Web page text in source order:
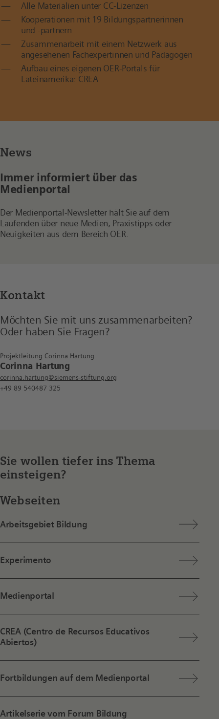
Alle Materialien unter CC-Lizenzen
Kooperationen mit 19 Bildungspartnerinnen
und -partnern
Zusammenarbeit mit einem Netzwerk aus
angesehenen Fachexpertinnen und Pädagogen
Aufbau eines eigenen OER-Portals für
Lateinamerika: CREA
News
Immer informiert über das
Medienportal
Der Medienportal-Newsletter hält Sie auf dem
Laufenden über neue Medien, Praxistipps oder
Neuigkeiten aus dem Bereich OER.
Kontakt
Möchten Sie mit uns zusammen­arbeiten?
Oder haben Sie Fragen?
Projektleitung Corinna Hartung
Corinna Hartung
corinna.hartung@siemens-stiftung.org
+49 89 540487 325
Sie wollen tiefer ins Thema
einsteigen?
Webseiten
Arbeitsgebiet Bildung
Experimento
Medienportal
CREA (Centro de Recursos Educativos
Abiertos)
Fortbildungen auf dem Medienportal
Artikelserie vom Forum Bildung